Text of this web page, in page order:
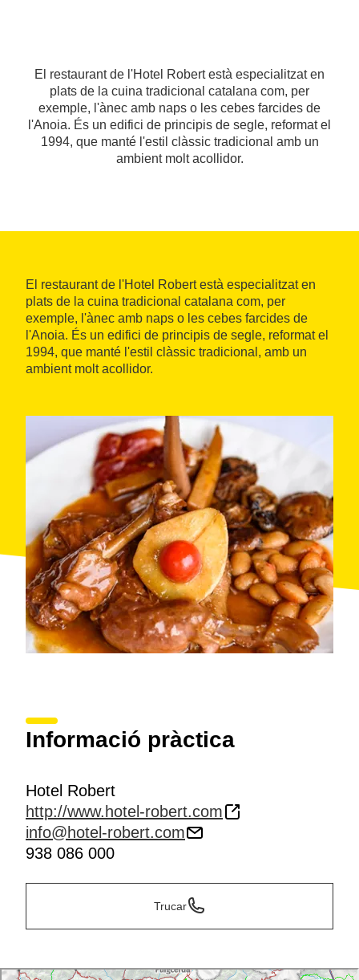
El restaurant de l'Hotel Robert està especialitzat en
plats de la cuina tradicional catalana com, per
exemple, l'ànec amb naps o les cebes farcides de
l'Anoia. És un edifici de principis de segle, reformat el
1994, que manté l'estil clàssic tradicional amb un
ambient molt acollidor.
El restaurant de l'Hotel Robert està especialitzat en
plats de la cuina tradicional catalana com, per
exemple, l'ànec amb naps o les cebes farcides de
l'Anoia. És un edifici de principis de segle, reformat el
1994, que manté l'estil clàssic tradicional, amb un
ambient molt acollidor.
Informació pràctica
Hotel Robert
http://www.hotel-robert.com
info@hotel-robert.com
938 086 000
Trucar